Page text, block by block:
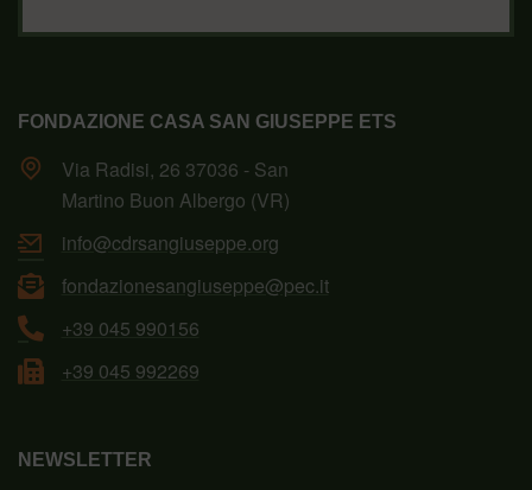
FONDAZIONE CASA SAN GIUSEPPE ETS
Via Radisi, 26 37036 - San
Martino Buon Albergo (VR)
info@cdrsangiuseppe.org
fondazionesangiuseppe@pec.it
+39 045 990156
+39 045 992269
NEWSLETTER